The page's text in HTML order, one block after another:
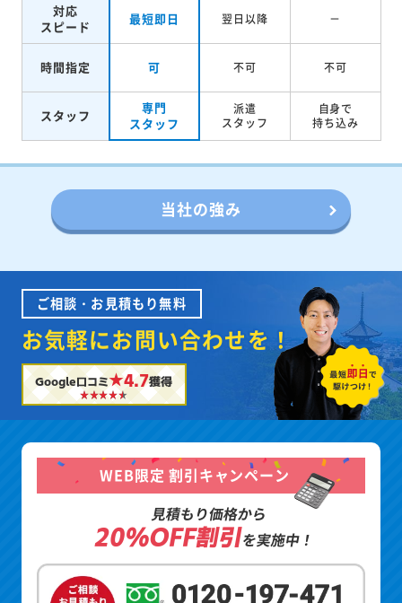
対応
スピード
最短即日 翌日以降 －
時間指定 可 不可 不可
スタッフ
専門
スタッフ
派遣
スタッフ
自身で
持ち込み
当社の強み
ご相談・お見積もり無料
お気軽にお問い合わせを！
Google口コミ★4.7獲得
WEB限定 割引キャンペーン
見積もり価格から
20%OFF割引を実施中！